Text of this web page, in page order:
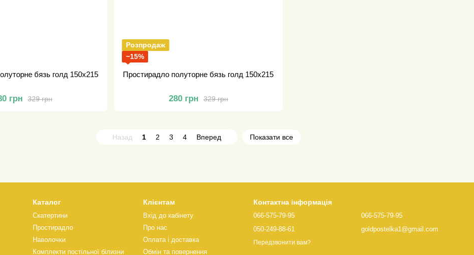
бязь голд 150х215
329 грн
грн
Розпродаж
−15%
Простирадло полуторне бязь голд 150х215
329 грн
280 грн
Назад 1 2 3 4 Вперед Показати все
Каталог
Скатертини
Простирадло
Наволочки
Комплекти постільної білизни
Клієнтам
Вхід до кабінету
Про нас
Оплата і доставка
Обмін та повернення
Контактна інформація
066-575-79-95
050-249-88-61
Передзвонити вам?
066-575-79-95
goldpostelka1@gmail.com